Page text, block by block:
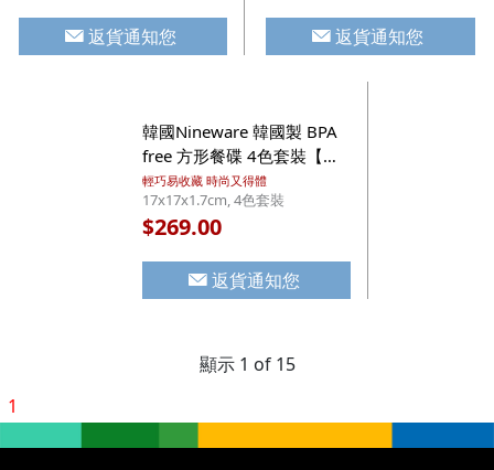
返貨通知您 返貨通知您
韓國Nineware 韓國製 BPA
free 方形餐碟 4色套裝【市
集世界 - 韓國市集】
輕巧易收藏 時尚又得體
17x17x1.7cm, 4色套裝
$269.00
返貨通知您
顯示 1 of 15
1